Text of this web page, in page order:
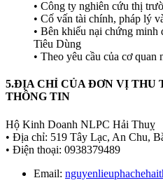
• Công ty nghiên cứu thị
• Cố vấn tài chính, pháp lý
• Bên khiếu nại chứng
Tiêu Dùng
• Theo yêu cầu của cơ quan
5.ĐỊA CHỈ CỦA ĐƠN VỊ THU
THÔNG TIN
Hộ Kinh Doanh NLPC Hải Thuỵ
• Địa chỉ: 519 Tây Lạc, An Chu,
• Điện thoại: 0938379489
Email: